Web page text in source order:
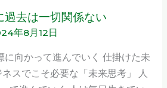
過去は一切関係ない
年8月12日
向かって進んでいく 仕掛けた未
スでこそ必要な「未来思考」 人